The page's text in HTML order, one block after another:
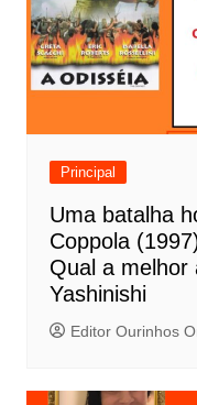
ç
ã
o
d
Principal
Uma batalha
Coppola
Qual a melhor
Yashinishi
Editor Ourinhos